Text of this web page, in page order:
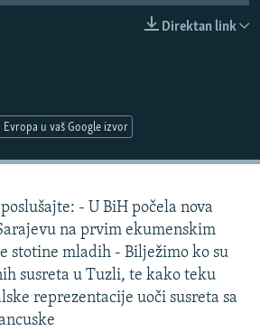
BIH
Direktan link
Evropa u vaš Google izvor
- U BiH počela nova
na prvim ekumenskim
stotine mladih - Bilježimo ko su
susreta u Tuzli, te kako teku
reprezentacije uoči susreta sa